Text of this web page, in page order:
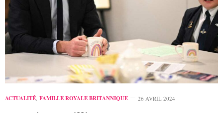
ACTUALITÉ, FAMILLE ROYALE BRITANNIQUE 26 AVRIL 2024